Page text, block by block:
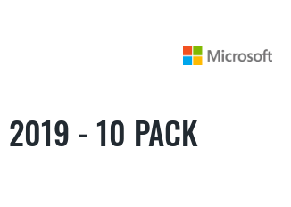
2019 - 10 PACK